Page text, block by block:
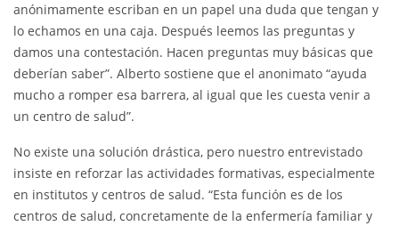
anónimamente escriban en un papel una duda que tengan y
lo echamos en una caja. Después leemos las preguntas y
damos una contestación. Hacen preguntas muy básicas que
deberían saber”. Alberto sostiene que el anonimato “ayuda
mucho a romper esa barrera, al igual que les cuesta venir a
un centro de salud”.
No existe una solución drástica, pero nuestro entrevistado
insiste en reforzar las actividades formativas, especialmente
en institutos y centros de salud. “Esta función es de los
centros de salud, concretamente de la enfermería familiar y